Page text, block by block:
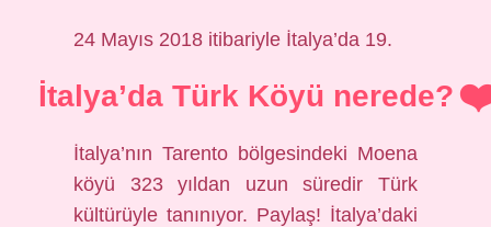
24 Mayıs 2018 itibariyle İtalya’da 19.
İtalya’da Türk Köyü nerede?
İtalya’nın Tarento bölgesindeki Moena
köyü 323 yıldan uzun süredir Türk
kültürüyle tanınıyor. Paylaş! İtalya’daki